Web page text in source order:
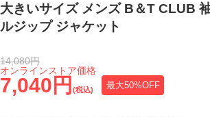
大きいサイズ メンズ B＆T CLUB
ルジップ ジャケット
7,040円 (税込) 最大50%OFF
オンラインストア価格
14,080円